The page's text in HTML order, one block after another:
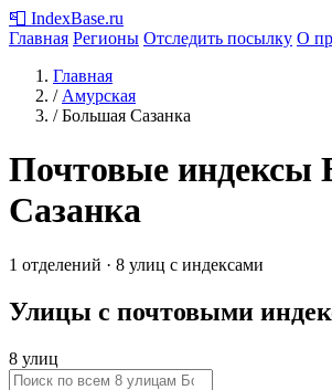
📮 IndexBase.ru
Главная Регионы Отследить посылку О
Главная
/ Амурская
/ Большая Сазанка
Почтовые индексы
Сазанка
1 отделений · 8 улиц с индексами
Улицы с почтовыми
8 улиц